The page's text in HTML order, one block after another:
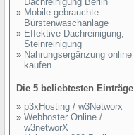
» Mobile gebrauchte
Bürstenwaschanlage
» Effektive Dachreinigung,
Steinreinigung
» Nahrungsergänzung online
kaufen
Die 5 beliebtesten Einträge
» p3xHosting / w3Networx
» Webhoster Online /
w3networX